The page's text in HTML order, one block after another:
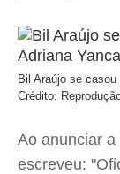
Bil Araújo se
Crédito:
Ao anunciar
escreveu: